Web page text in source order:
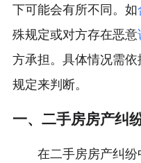
下可能会有所不同。如
殊规定或对方存在恶意
方承担。具体情况需
规定来判断。
一、二手房房产纠
在二手房房产纠